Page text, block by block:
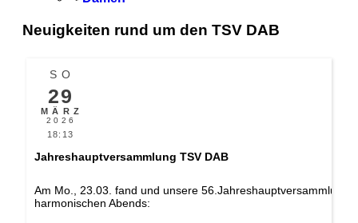
Neuigkeiten rund um den TSV DAB
SO
29
MÄRZ
2026
18:13
Jahreshauptversammlung TSV DAB
Am Mo., 23.03. fand und unsere 56.Jahreshauptversammlung,
harmonischen Abends: